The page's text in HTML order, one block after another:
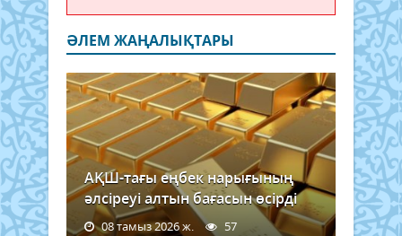
ӘЛЕМ ЖАҢАЛЫҚТАРЫ
АҚШ-тағы еңбек нарығының
әлсіреуі алтын бағасын өсірді
08 тамыз 2026 ж. 57